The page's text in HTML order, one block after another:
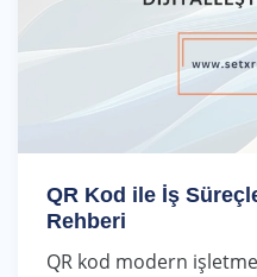
QR Kod ile İş
Rehberi
QR kod modern